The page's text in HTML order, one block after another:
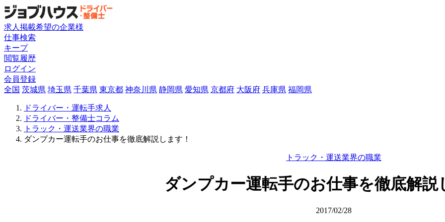
求人掲載希望の企業様
仕事検索
キープ
閲覧履歴
ログイン
会員登録
全国 茨城県 埼玉県 千葉県 東京都 神奈川県 静岡県 愛知県 京都府 大阪府 兵庫県 福岡県
ドライバー・運転手求人
ドライバー・整備士コラム
トラック・運送業界の職業
ダンプカー運転手のお仕事を徹底解説します！
トラック・運送業界の職業
ダンプカー運転手のお仕事を徹底解説
2017/02/28